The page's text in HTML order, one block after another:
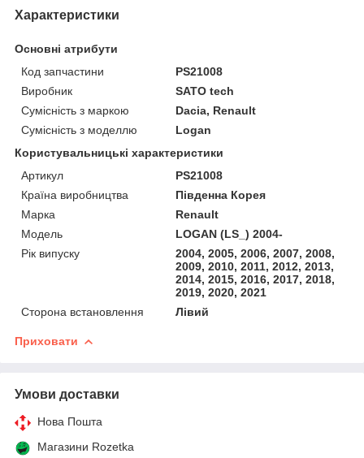
Характеристики
Основні атрибути
Код запчастини
PS21008
Виробник
SATO tech
Сумісність з маркою
Dacia, Renault
Сумісність з моделлю
Logan
Користувальницькі характеристики
Артикул
PS21008
Країна виробництва
Південна Корея
Марка
Renault
Мoдель
LOGAN (LS_) 2004-
Рік випуску
2004, 2005, 2006, 2007, 2008,
2009, 2010, 2011, 2012, 2013,
2014, 2015, 2016, 2017, 2018,
2019, 2020, 2021
Сторона встановлення
Лівий
Приховати
Умови доставки
Нова Пошта
Магазини Rozetka